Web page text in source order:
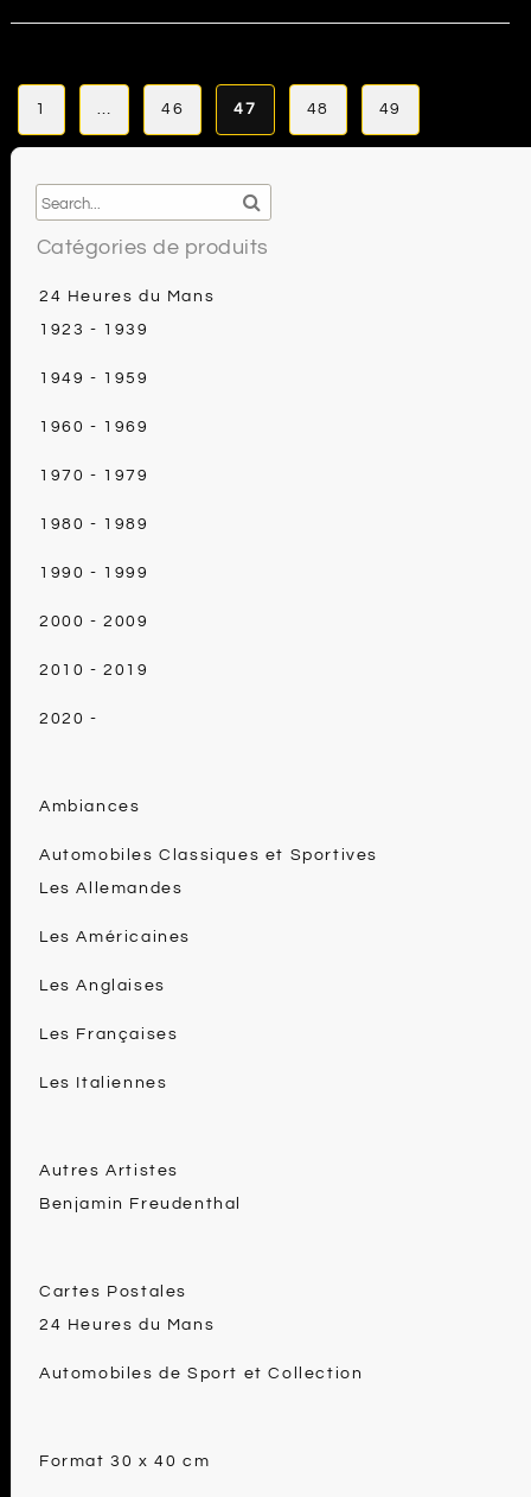
b
o
k
e
st
g
e
Pagination
des
publications
1 … 46 47 48 49
Catégories de produits
24 Heures du Mans
1923 - 1939
1949 - 1959
1960 - 1969
1970 - 1979
1980 - 1989
1990 - 1999
2000 - 2009
2010 - 2019
2020 -
Ambiances
Automobiles Classiques et Sportives
Les Allemandes
Les Américaines
Les Anglaises
Les Françaises
Les Italiennes
Autres Artistes
Benjamin Freudenthal
Cartes Postales
24 Heures du Mans
Automobiles de Sport et Collection
Format 30 x 40 cm